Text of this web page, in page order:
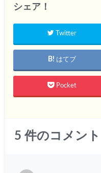
シェア！
Twitter
はてブ
Pocket
5 件のコメント